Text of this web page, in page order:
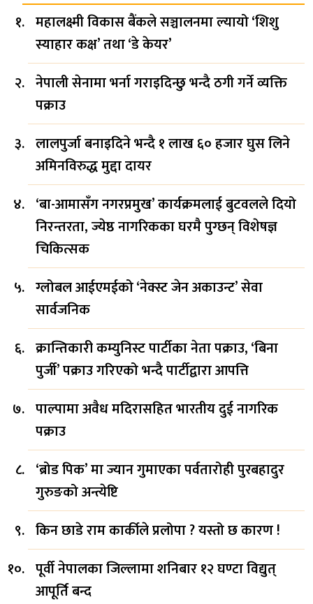
महालक्ष्मी विकास बैंकले सञ्चालनमा ल्यायो ‘शिशु
स्याहार कक्ष’ तथा ‘डे केयर’
नेपाली सेनामा भर्ना गराइदिन्छु भन्दै ठगी गर्ने व्यक्ति
पक्राउ
लालपुर्जा बनाइदिने भन्दै १ लाख ६० हजार घुस लिने
अमिनविरुद्ध मुद्दा दायर
‘बा-आमासँग नगरप्रमुख’ कार्यक्रमलाई बुटवलले दियो
निरन्तरता, ज्येष्ठ नागरिकका घरमै पुग्छन् विशेषज्ञ
चिकित्सक
ग्लोबल आईएमईको ‘नेक्स्ट जेन अकाउन्ट’ सेवा
सार्वजनिक
क्रान्तिकारी कम्युनिस्ट पार्टीका नेता पक्राउ, ‘बिना
पुर्जी’ पक्राउ गरिएको भन्दै पार्टीद्वारा आपत्ति
पाल्पामा अवैध मदिरासहित भारतीय दुई नागरिक
पक्राउ
‘ब्रोड पिक’ मा ज्यान गुमाएका पर्वतारोही पुरबहादुर
गुरुङको अन्त्येष्टि
किन छाडे राम कार्कीले प्रलोपा ? यस्तो छ कारण !
पूर्वी नेपालका जिल्लामा शनिबार १२ घण्टा विद्युत्
आपूर्ति बन्द